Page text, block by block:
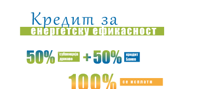
11:02:VIDEO: Test BYD Sealion 5
11:02:Uprava za veterinu usaglasila sertifikate za izvoz goveđeg
i ov...
5 ideja za zdrav proteinski doručak kada vam ponestane